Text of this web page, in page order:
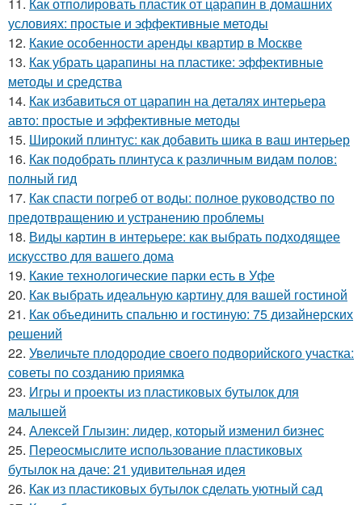
11. Как отполировать пластик от царапин в домашних
условиях: простые и эффективные методы
12. Какие особенности аренды квартир в Москве
13. Как убрать царапины на пластике: эффективные
методы и средства
14. Как избавиться от царапин на деталях интерьера
авто: простые и эффективные методы
15. Широкий плинтус: как добавить шика в ваш интерьер
16. Как подобрать плинтуса к различным видам полов:
полный гид
17. Как спасти погреб от воды: полное руководство по
предотвращению и устранению проблемы
18. Виды картин в интерьере: как выбрать подходящее
искусство для вашего дома
19. Какие технологические парки есть в Уфе
20. Как выбрать идеальную картину для вашей гостиной
21. Как объединить спальню и гостиную: 75 дизайнерских
решений
22. Увеличьте плодородие своего подворийского участка:
советы по созданию приямка
23. Игры и проекты из пластиковых бутылок для
малышей
24. Алексей Глызин: лидер, который изменил бизнес
25. Переосмыслите использование пластиковых
бутылок на даче: 21 удивительная идея
26. Как из пластиковых бутылок сделать уютный сад